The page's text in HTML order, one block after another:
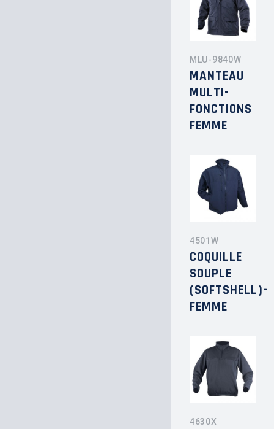
MLU-9840W
MANTEAU
MULTI-
FONCTIONS
FEMME
4501W
COQUILLE
SOUPLE
(SOFTSHELL)-
FEMME
4630X